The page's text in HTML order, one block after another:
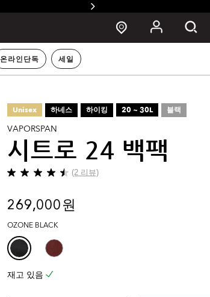
온라인단독 세일
Unisex 하네스 하이킹 20 ~ 30L 블랙
VAPORSPAN
시트로 24 백팩
(2 리뷰)
별
개
중
4.5
개
입
니
다.
2
269,000 원
OZONE BLACK
재고 있음